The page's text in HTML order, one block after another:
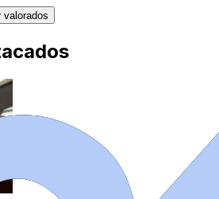
valorados